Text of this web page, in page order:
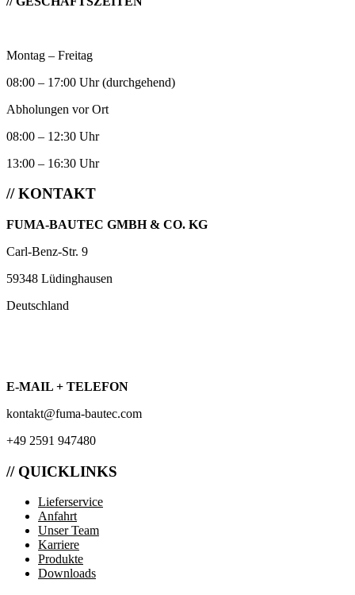
Montag – Freitag
08:00 – 17:00 Uhr (durchgehend)
Abholungen vor Ort
08:00 – 12:30 Uhr
13:00 – 16:30 Uhr
// KONTAKT
FUMA-BAUTEC GMBH & CO. KG
Carl-Benz-Str. 9
59348 Lüdinghausen
Deutschland
E-MAIL + TELEFON
kontakt@fuma-bautec.com
+49 2591 947480
// QUICKLINKS
Lieferservice
Anfahrt
Unser Team
Karriere
Produkte
Downloads